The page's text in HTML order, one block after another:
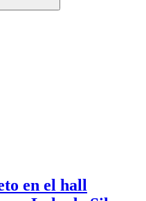
en el hall